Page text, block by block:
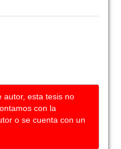
autor, esta tesis no
con la
o se cuenta con un